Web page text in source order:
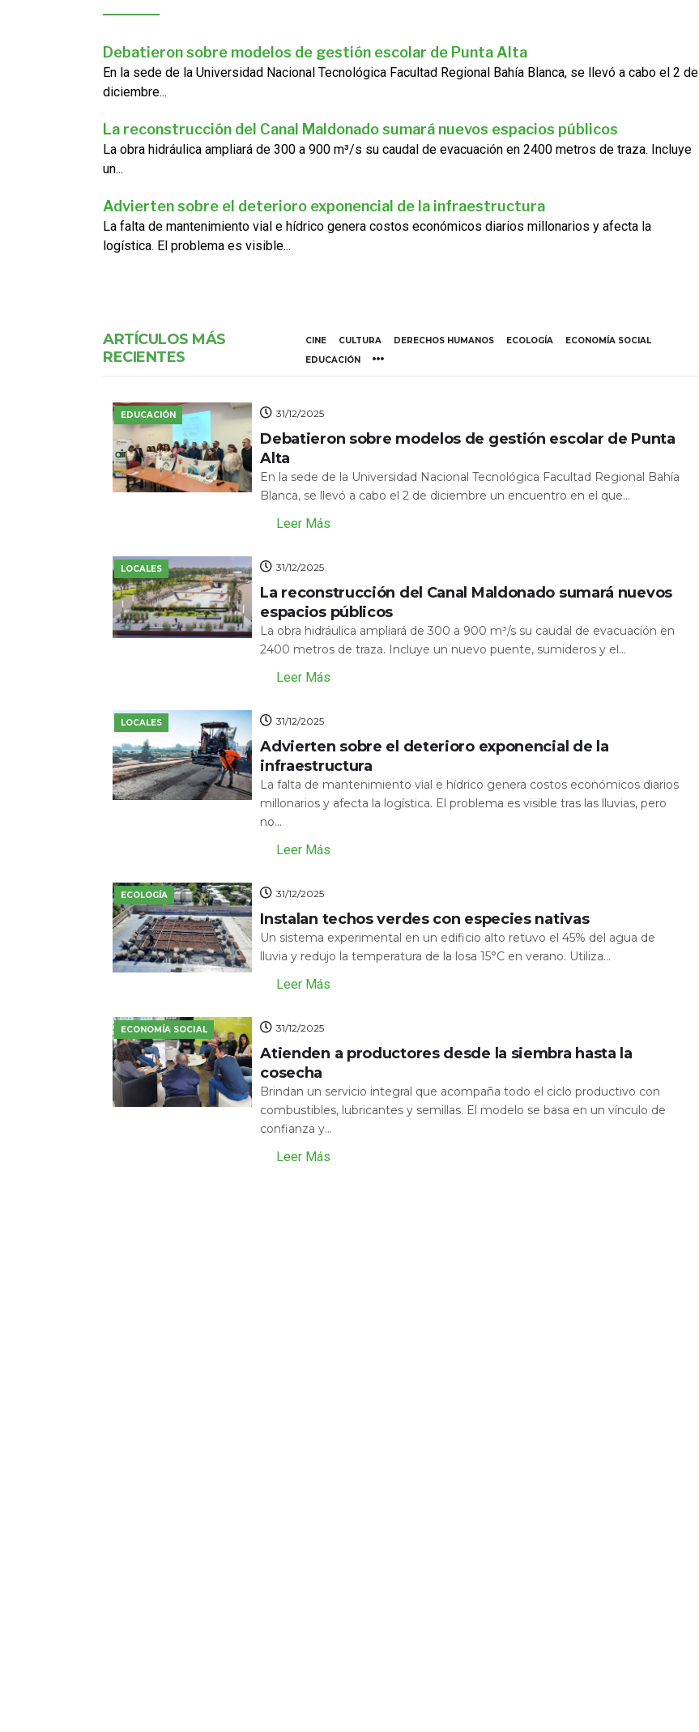
Debatieron sobre modelos de gestión escolar de Punta Alta
En la sede de la Universidad Nacional Tecnológica Facultad Regional Bahía Blanca, se llevó a cabo el 2 de
diciembre...
La reconstrucción del Canal Maldonado sumará nuevos espacios públicos
La obra hidráulica ampliará de 300 a 900 m³/s su caudal de evacuación en 2400 metros de traza. Incluye
un...
Advierten sobre el deterioro exponencial de la infraestructura
La falta de mantenimiento vial e hídrico genera costos económicos diarios millonarios y afecta la
logística. El problema es visible...
ARTÍCULOS MÁS
RECIENTES
CINE CULTURA DERECHOS HUMANOS ECOLOGÍA
ECONOMÍA SOCIAL
EDUCACIÓN
EDUCACIÓN 31/12/2025
Debatieron sobre modelos de gestión escolar de Punta
Alta
En la sede de la Universidad Nacional Tecnológica Facultad Regional Bahía
Blanca, se llevó a cabo el 2 de diciembre un encuentro en el que...
Leer Más
LOCALES 31/12/2025
La reconstrucción del Canal Maldonado sumará nuevos
espacios públicos
La obra hidráulica ampliará de 300 a 900 m³/s su caudal de evacuación en
2400 metros de traza. Incluye un nuevo puente, sumideros y el...
Leer Más
LOCALES 31/12/2025
Advierten sobre el deterioro exponencial de la
infraestructura
La falta de mantenimiento vial e hídrico genera costos económicos diarios
millonarios y afecta la logística. El problema es visible tras las lluvias, pero
no...
Leer Más
ECOLOGÍA 31/12/2025
Instalan techos verdes con especies nativas
Un sistema experimental en un edificio alto retuvo el 45% del agua de
lluvia y redujo la temperatura de la losa 15°C en verano. Utiliza...
Leer Más
ECONOMÍA SOCIAL 31/12/2025
Atienden a productores desde la siembra hasta la
cosecha
Brindan un servicio integral que acompaña todo el ciclo productivo con
combustibles, lubricantes y semillas. El modelo se basa en un vínculo de
confianza y...
Leer Más